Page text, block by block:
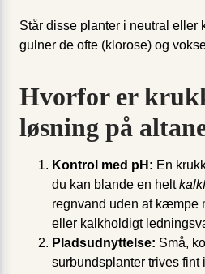
Står disse planter i neutral eller
gulner de ofte (klorose) og
Hvorfor er
løsning på
Kontrol med pH: En
du kan blande en helt
regnvand uden at kæmpe
eller kalkholdigt
Pladsudnyttelse: Små,
surbundsplanter trives fint